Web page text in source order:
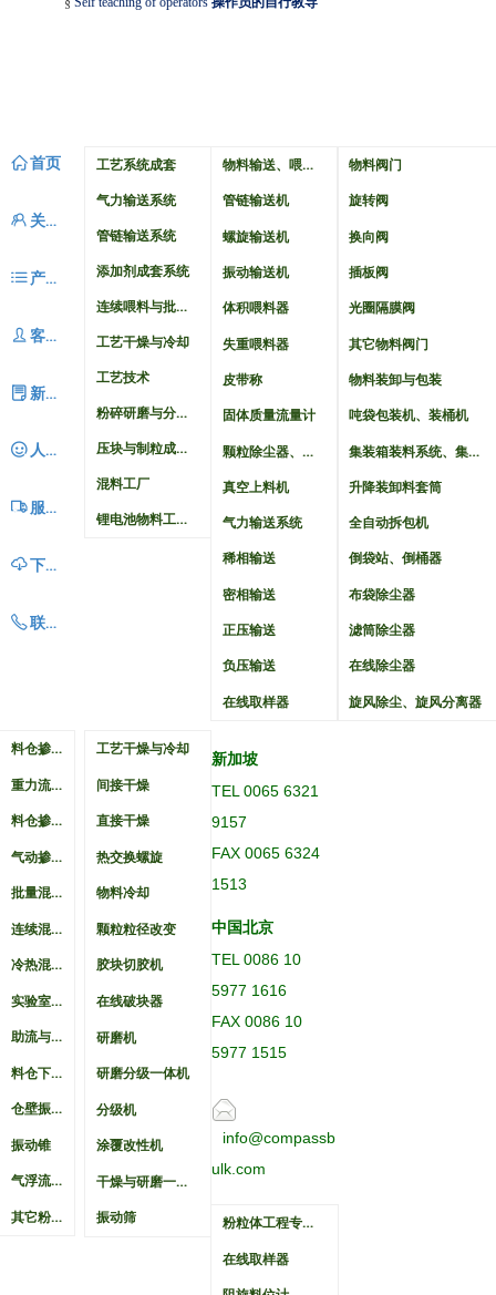
ꀇ 首页
ꁘ 关于我们
ꂇ 产品中心
ꄑ 客户案例
ꂓ 新闻动态
ꂑ 人力资源
ꄉ 服务中心
ꄆ 下载中心
ꂅ 联系我们
新加坡
TEL 0065 6321
9157
FAX 0065 6324
1513
中国北京
TEL 0086 10
5977 1616
FAX 0086 10
5977 1515
info@compassb
ulk.com
工艺系统成套
气力输送系统
管链输送系统
添加剂成套系统
连续喂料与批量配料系统
工艺干燥与冷却
工艺技术
粉碎研磨与分级成套系统
压块与制粒成套系统
混料工厂
锂电池物料工艺自动化
物料输送、喂料与配料
管链输送机
螺旋输送机
振动输送机
体积喂料器
失重喂料器
皮带称
固体质量流量计
颗粒除尘器、颗粒淘洗器
真空上料机
气力输送系统
稀相输送
密相输送
正压输送
负压输送
在线取样器
物料阀门
旋转阀
换向阀
插板阀
光圈隔膜阀
其它物料阀门
物料装卸与包装
吨袋包装机、装桶机
集装箱装料系统、集装箱卸料系统
升降装卸料套筒
全自动拆包机
倒袋站、倒桶器
布袋除尘器
滤筒除尘器
在线除尘器
旋风除尘、旋风分离器
料仓掺混与混料机
重力流管式掺混料仓
料仓掺混锥
气动掺混仓
批量混料机
连续混料机
冷热混料机
实验室混料机
助流与破桥
料仓下料器
仓壁振动器
振动锥
气浮流化破桥
其它粉体破桥措施
工艺干燥与冷却
间接干燥
直接干燥
热交换螺旋
物料冷却
颗粒粒径改变
胶块切胶机
在线破块器
研磨机
研磨分级一体机
分级机
涂覆改性机
干燥与研磨一体机
振动筛 粉粒体工程专业仪表
在线取样器